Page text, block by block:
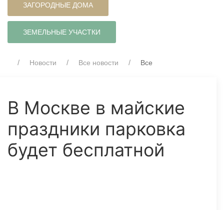
ЗАГОРОДНЫЕ ДОМА
ЗЕМЕЛЬНЫЕ УЧАСТКИ
Новости Все новости Все
В Москве в майские
праздники парковка
будет бесплатной